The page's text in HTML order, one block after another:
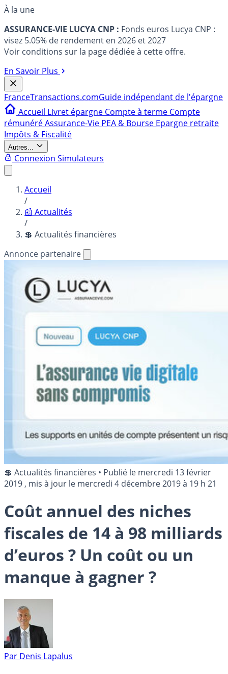
À la une
ASSURANCE-VIE LUCYA CNP : Fonds euros Lucya CNP :
visez 5.05% de rendement en 2026 et 2027
Voir conditions sur la page dédiée à cette offre.
En Savoir Plus
FranceTransactions.comGuide indépendant de l'épargne
Accueil Livret épargne Compte à terme Compte
rémunéréAssurance-Vie PEA & Bourse Epargne retraite
Impôts & Fiscalité
Autres...
Connexion Simulateurs
Accueil
/
📰 Actualités
/
💲 Actualités financières
Annonce partenaire
💲 Actualités financières • Publié le mercredi 13 février
2019 , mis à jour le mercredi 4 décembre 2019 à 19 h 21
Coût annuel des niches
fiscales de 14 à 98 milliards
d’euros ? Un coût ou un
manque à gagner ?
Par Denis Lapalus